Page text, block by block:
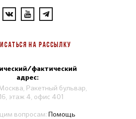
НА РАССЫЛКУ
фактический
адрес:
Ракетный бульвар,
этаж 4, офис 401
вопросам: Помощь